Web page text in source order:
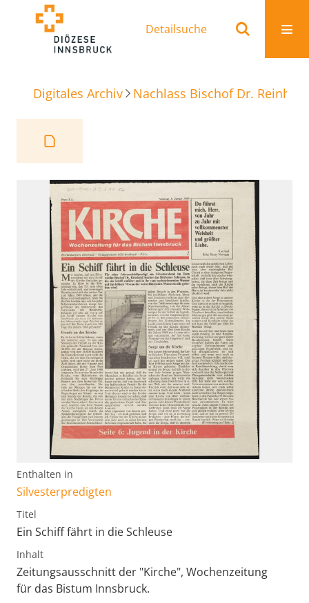
Detailsuche
Digitales Archiv Nachlass Bischof Dr.
Enthalten in
Silvesterpredigten
Titel
Ein Schiff fährt in die Schleuse
Inhalt
Zeitungsausschnitt der "Kirche", Wochenzeitung
für das Bistum Innsbruck.